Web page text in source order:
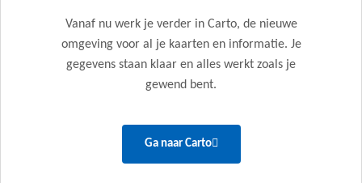
Vanaf nu werk je verder in Carto, de nieuwe
omgeving voor al je kaarten en informatie. Je
gegevens staan klaar en alles werkt zoals je
gewend bent.
Ga naar Carto